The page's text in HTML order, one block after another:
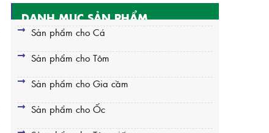
DANH MỤC SẢN PHẨM
Sản phẩm cho Cá
Sản phẩm cho Tôm
Sản phẩm cho Gia cầm
Sản phẩm cho Ốc